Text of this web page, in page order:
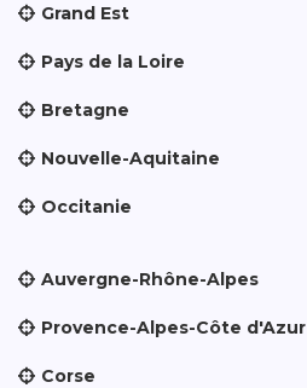
Grand Est
Pays de la Loire
Bretagne
Nouvelle-Aquitaine
Occitanie
Auvergne-Rhône-Alpes
Provence-Alpes-Côte d'Azur
Corse